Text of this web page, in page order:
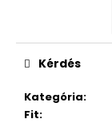
Kategória:
Fit:
Kérdés